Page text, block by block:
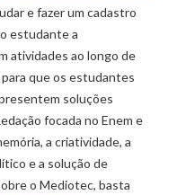
e fazer um cadastro
estudante a
atividades ao longo de
que os estudantes
soluções
focada no Enem e
a criatividade, a
e a solução de
o Mediotec, basta